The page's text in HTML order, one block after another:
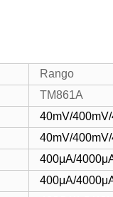
Rango
TM861A
40mV/
40mV/
400μA/
400μA/